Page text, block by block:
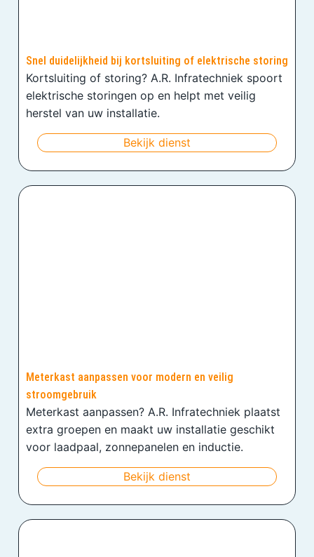
Snel duidelijkheid bij kortsluiting of elektrische storing
Kortsluiting of storing? A.R. Infratechniek spoort
elektrische storingen op en helpt met veilig
herstel van uw installatie.
Bekijk dienst
Meterkast aanpassen voor modern en veilig
stroomgebruik
Meterkast aanpassen? A.R. Infratechniek plaatst
extra groepen en maakt uw installatie geschikt
voor laadpaal, zonnepanelen en inductie.
Bekijk dienst